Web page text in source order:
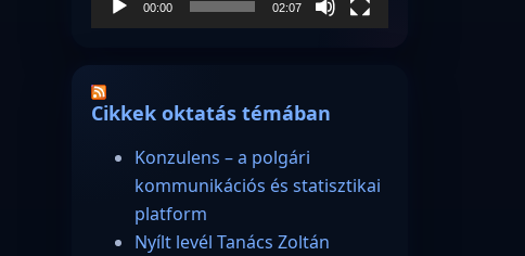
00:00 02:07
Cikkek oktatás témában
Konzulens – a polgári
kommunikációs és statisztikai
platform
Nyílt levél Tanács Zoltán